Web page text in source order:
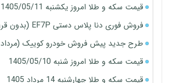
قیمت سکه و طلا امروز یکشنبه 1405/05/11
فروش فوری دنا پلاس دستی EF7P (بدون قرعه کشی)
طرح جدید پیش فروش خودرو کوییک (مرداد 1405)
قیمت سکه و طلا امروز شنبه 1405/05/10
قیمت سکه و طلا چهارشنبه 14 مرداد 1405